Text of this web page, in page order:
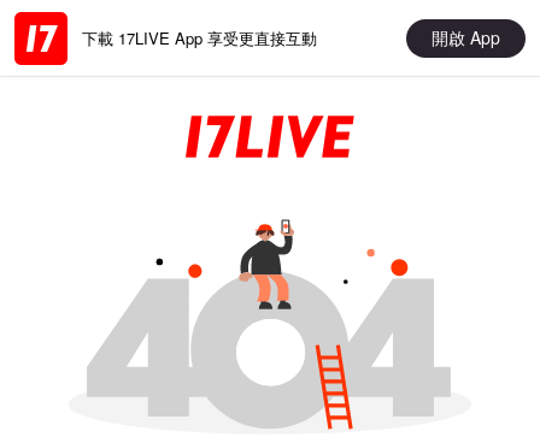
下載 17LIVE App 享受更直接互動 開啟 App